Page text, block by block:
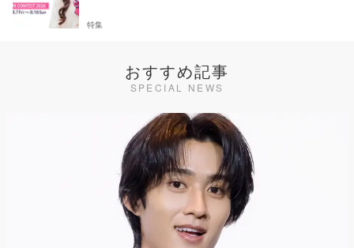
特集
おすすめ記事
SPECIAL NEWS